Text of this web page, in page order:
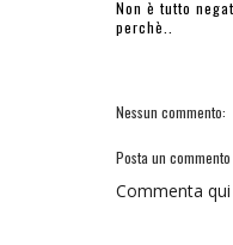
Non è tutto
perchè..
Nessun commento:
Posta un commento
Commenta qui